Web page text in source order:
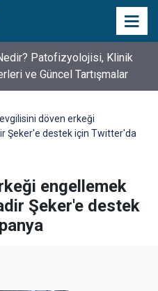
Nasıl Ortaya Çıktı? 10
döven erkeği
Şeker'e destek için Twitter'da
engellemek
Şeker'e destek